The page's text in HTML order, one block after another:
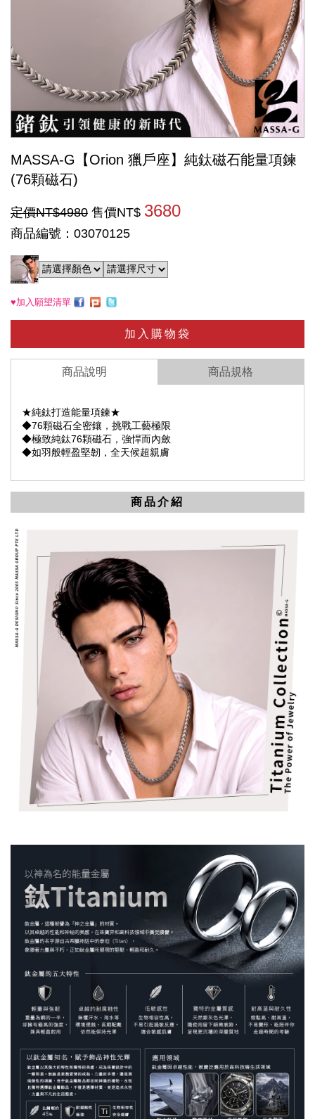
MASSA-G【Orion 獵戶座】純鈦磁石能量項鍊
(76顆磁石)
定價NT$4980 售價NT$ 3680
商品編號：03070125
♥加入願望清單
加入購物袋
商品說明 商品規格
★純鈦打造能量項鍊★
◆76顆磁石全密鑲，挑戰工藝極限
◆極致純鈦76顆磁石，強悍而內斂
◆如羽般輕盈堅韌，全天候超親膚
商品介紹